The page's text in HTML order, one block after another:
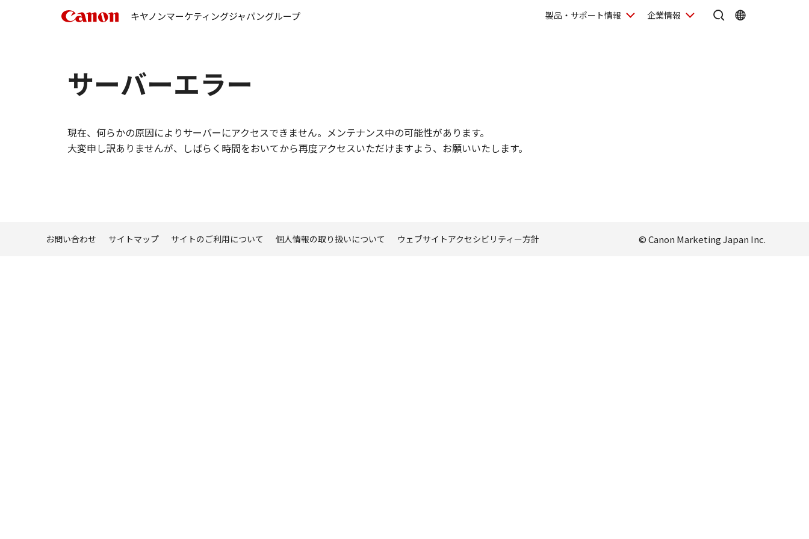
キヤノンマーケティングジャパングループ 製品・サポート情報 企業情報
サーバーエラー
現在、何らかの原因によりサーバーにアクセスできません。メンテナンス中の可能性があります。
大変申し訳ありませんが、しばらく時間をおいてから再度アクセスいただけますよう、お願いいたします。
お問い合わせ サイトマップ サイトのご利用について 個人情報の取り扱いについて ウェブサイトアクセシビリティー方針 © Canon Marketing Japan Inc.